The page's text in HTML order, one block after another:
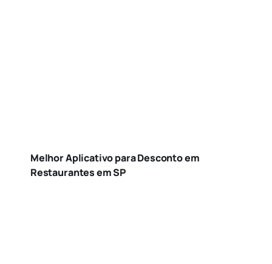
Melhor Aplicativo para Desconto em
Restaurantes em SP